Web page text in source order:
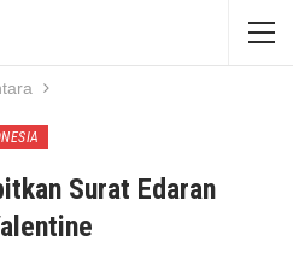
Surat Edaran